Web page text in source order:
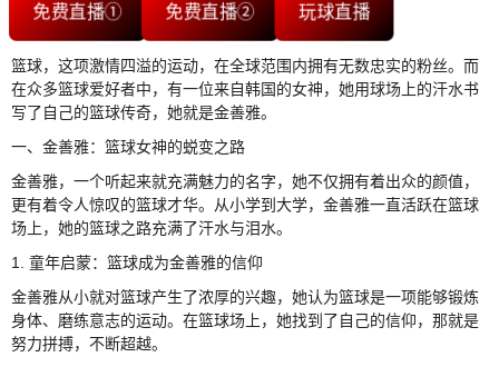
免费直播① 免费直播② 玩球直播
篮球，这项激情四溢的运动，在全球范围内拥有无数忠实的粉丝。而
在众多篮球爱好者中，有一位来自韩国的女神，她用球场上的汗水书
写了自己的篮球传奇，她就是金善雅。
一、金善雅：篮球女神的蜕变之路
金善雅，一个听起来就充满魅力的名字，她不仅拥有着出众的颜值，
更有着令人惊叹的篮球才华。从小学到大学，金善雅一直活跃在篮球
场上，她的篮球之路充满了汗水与泪水。
1. 童年启蒙：篮球成为金善雅的信仰
金善雅从小就对篮球产生了浓厚的兴趣，她认为篮球是一项能够锻炼
身体、磨练意志的运动。在篮球场上，她找到了自己的信仰，那就是
努力拼搏，不断超越。